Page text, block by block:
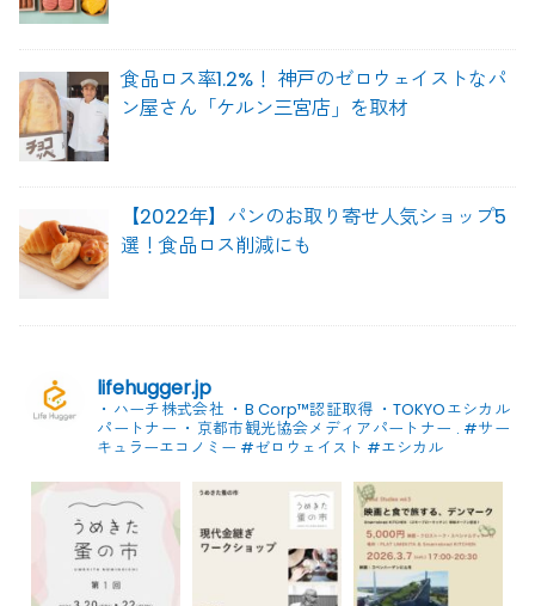
食品ロス率1.2%！ 神戸のゼロウェイストなパ
ン屋さん「ケルン三宮店」を取材
【2022年】パンのお取り寄せ人気ショップ5
選！食品ロス削減にも
lifehugger.jp
・ハーチ株式会社 ・B Corp™認証取得 ・TOKYOエシカル
パートナー ・京都市観光協会メディアパートナー . #サー
キュラーエコノミー #ゼロウェイスト #エシカル